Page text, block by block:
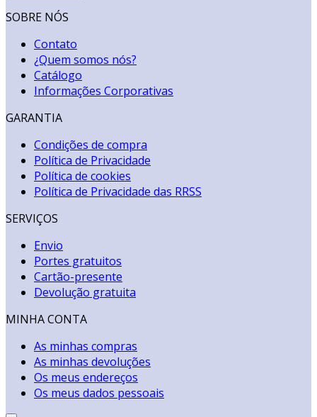
SOBRE NÓS
Contato
¿Quem somos nós?
Catálogo
Informações Corporativas
GARANTIA
Condições de compra
Política de Privacidade
Política de cookies
Política de Privacidade das RRSS
SERVIÇOS
Envio
Portes gratuitos
Cartão-presente
Devolução gratuita
MINHA CONTA
As minhas compras
As minhas devoluções
Os meus endereços
Os meus dados pessoais